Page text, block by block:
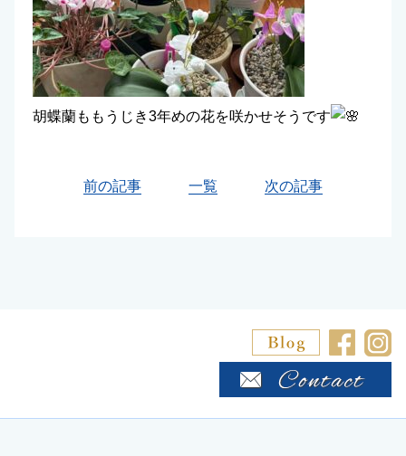
胡蝶蘭ももうじき3年めの花を咲かせそうです
前の記事 一覧 次の記事